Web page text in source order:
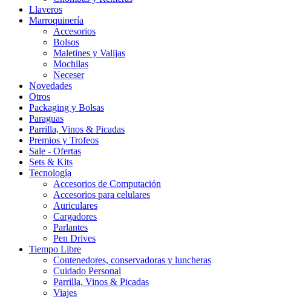
Llaveros
Marroquinería
Accesorios
Bolsos
Maletines y Valijas
Mochilas
Neceser
Novedades
Otros
Packaging y Bolsas
Paraguas
Parrilla, Vinos & Picadas
Premios y Trofeos
Sale - Ofertas
Sets & Kits
Tecnología
Accesorios de Computación
Accesorios para celulares
Auriculares
Cargadores
Parlantes
Pen Drives
Tiempo Libre
Contenedores, conservadoras y luncheras
Cuidado Personal
Parrilla, Vinos & Picadas
Viajes